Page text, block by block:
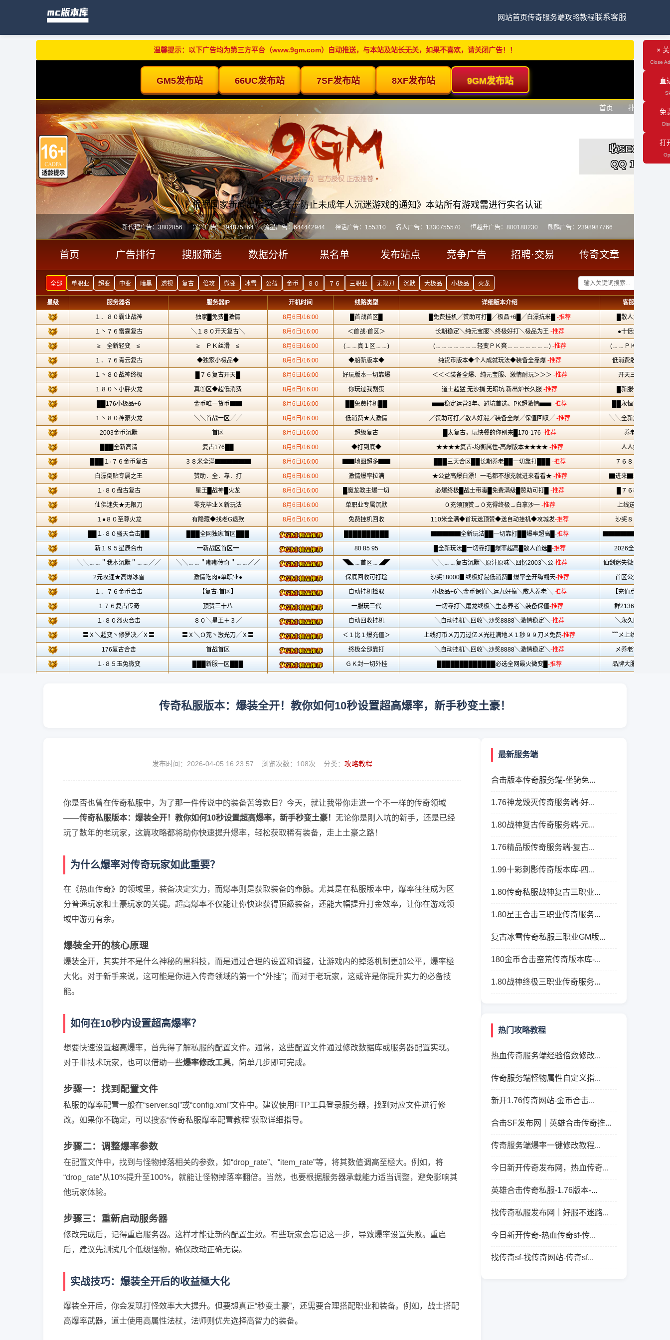
网站首页传奇服务端攻略教程联系客服
温馨提示：以下广告均为第三方平台（www.9gm.com）自动推送，与本站及站长无关，如果不喜欢，请关闭广告！！ ×
Close
直
免
打
传奇私服版本：爆装全开！教你如何10秒设置超高爆率，新手秒变土豪！
发布时间：2026-04-05 16:23:57 浏览次数： 108次 分类： 攻略教程
你是否也曾在传奇私服中，为了那一件传说中的装备苦等数日？今天，就让我带你走进一个不一样的传奇领域
——传奇私服版本：爆装全开！教你如何10秒设置超高爆率，新手秒变土豪！ 无论你是刚入坑的新手，还是已经
玩了数年的老玩家，这篇攻略都将助你快速提升爆率，轻松获取稀有装备，走上土豪之路！
为什么爆率对传奇玩家如此重要？
在《热血传奇》的领域里，装备决定实力，而爆率则是获取装备的命脉。尤其是在私服版本中，爆率往往成为区
分普通玩家和土豪玩家的关键。超高爆率不仅能让你快速获得頂級装备，还能大幅提升打金效率，让你在游戏领
域中游刃有余。
爆装全开的核心原理
爆装全开，其实并不是什么神秘的黑科技，而是通过合理的设置和调整，让游戏内的掉落机制更加公平，爆率極
大化。对于新手来说，这可能是你进入传奇领域的第一个“外挂”；而对于老玩家，这或许是你提升实力的必备技
能。
如何在10秒内设置超高爆率？
想要快速设置超高爆率，首先得了解私服的配置文件。通常，这些配置文件通过修改数据库或服务器配置实现。
对于非技术玩家，也可以借助一些爆率修改工具，简单几步即可完成。
步骤一：找到配置文件
私服的爆率配置一般在“server.sql”或“config.xml”文件中。建议使用FTP工具登录服务器，找到对应文件进行修
改。如果你不确定，可以搜索“传奇私服爆率配置教程”获取详细指导。
步骤二：调整爆率参数
在配置文件中，找到与怪物掉落相关的参数，如“drop_rate”、“item_rate”等，将其数值调高至極大。例如，将
“drop_rate”从10%提升至100%，就能让怪物掉落率翻倍。当然，也要根据服务器承载能力适当调整，避免影响其
他玩家体验。
步骤三：重新启动服务器
修改完成后，记得重启服务器。这样才能让新的配置生效。有些玩家会忘记这一步，导致爆率设置失败。重启
后，建议先测试几个低级怪物，确保改动正确无误。
实战技巧：爆装全开后的收益極大化
爆装全开后，你会发现打怪效率大大提升。但要想真正“秒变土豪”，还需要合理搭配职业和装备。例如，战士搭配
高爆率武器，道士使用高属性法杖，法师则优先选择高智力的装备。
最新服务端
合击版本传奇服务端-坐骑免...
1.76神龙毁灭传奇服务端-好...
1.80战神复古传奇服务端-元...
1.76精品版传奇服务端-复古...
1.99十彩刺影传奇版本库-四...
1.80传奇私服战神复古三职业...
1.80星王合击三职业传奇服务...
复古冰雪传奇私服三职业GM版...
180金币合击蛮荒传奇版本库-...
1.80战神终极三职业传奇服务...
热门攻略教程
热血传奇服务端经验倍数修改...
传奇服务端怪物属性自定义指...
新开1.76传奇网站-金币合击...
合击SF发布网｜英雄合击传奇推...
传奇服务端爆率一键修改教程...
今日新开传奇发布网，热血传奇...
英雄合击传奇私服-1.76版本-...
找传奇私服发布网｜好服不迷路...
今日新开传奇-热血传奇sf-传...
找传奇sf-找传奇网站-传奇sf...